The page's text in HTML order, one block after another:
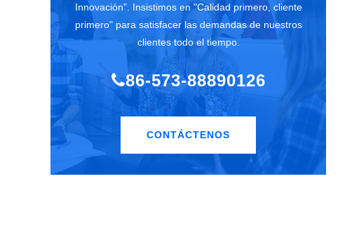
Innovación”. Insistimos en "Calidad primero, cliente
primero" para satisfacer las demandas de nuestros
clientes todo el tiempo.
86-573-88890126
CONTÁCTENOS